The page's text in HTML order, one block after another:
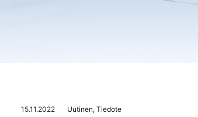
15.11.2022 Uutinen, Tiedote